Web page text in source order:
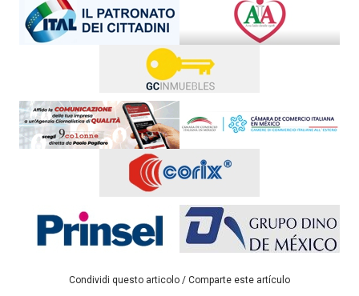
Condividi questo articolo / Comparte este artículo